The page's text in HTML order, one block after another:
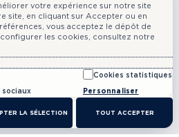
Field - all rights reserved
votre expérience sur notre site
site, en cliquant sur Accepter ou en
vous acceptez le dépôt de
les cookies, consultez notre
Cookies statistiques
sociaux
Personnaliser
LA SÉLECTION TOUT ACCEPTER